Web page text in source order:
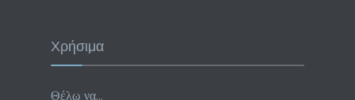
Χρήσιμα
Θέλω να…